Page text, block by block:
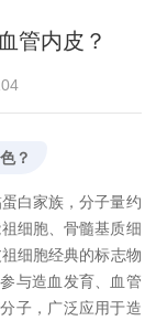
管内皮？
？
白家族，分子量约
细胞、骨髓基质细
细胞经典的标志物
与造血发育、血管
子，广泛应用于造